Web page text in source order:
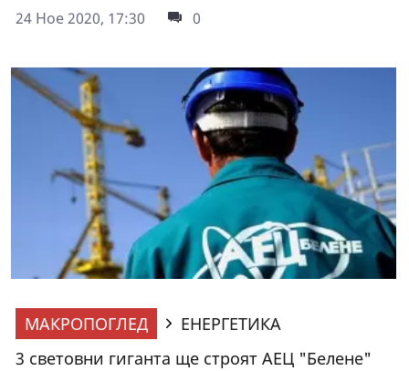
24 Ное 2020, 17:30
0
МАКРОПОГЛЕД
ЕНЕРГЕТИКА
3 световни гиганта ще строят АЕЦ "Белене"